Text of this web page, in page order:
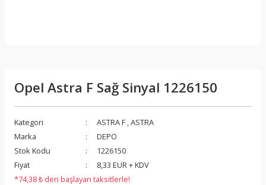
Opel Astra F Sağ Sinyal 1226150
Kategori ASTRA F ,ASTRA
Marka
DEPO
Stok Kodu
1226150
Fiyat
8,33 EUR + KDV
*74,38 ₺ den başlayan taksitlerle!